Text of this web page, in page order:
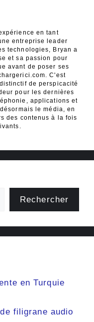
en tant
entreprise leader
technologies, Bryan a
et sa passion pour
avant de poser ses
C'est
de perspicacité
pour les dernières
applications et
le média, en
des contenus à la fois
Rechercher
en Turquie
filigrane audio